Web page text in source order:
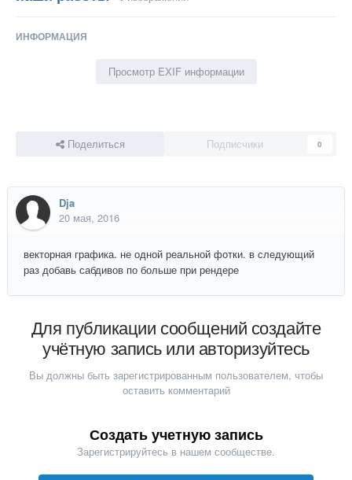
ИНФОРМАЦИЯ
Просмотр EXIF информации
Поделиться Подписчики 0
Dja
20 мая, 2016
векторная графика. не одной реальной фотки. в следующий
раз добавь сабдивов по больше при рендере
Для публикации сообщений создайте
учётную запись или авторизуйтесь
Вы должны быть зарегистрированным пользователем, чтобы
оставить комментарий
Создать учетную запись
Зарегистрируйтесь в нашем сообществе.